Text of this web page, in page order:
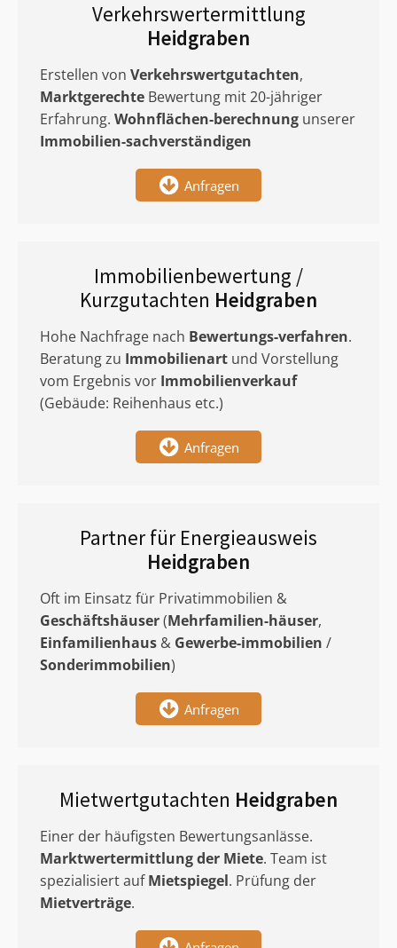
Verkehrswertermittlung
Heidgraben
Erstellen von Verkehrswertgutachten,
Marktgerechte Bewertung mit 20-jähriger
Erfahrung. Wohnflächen-berechnung unserer
Immobilien-sachverständigen
Anfragen
Immobilienbewertung /
Kurzgutachten Heidgraben
Hohe Nachfrage nach Bewertungs-verfahren.
Beratung zu Immobilienart und Vorstellung
vom Ergebnis vor Immobilienverkauf
(Gebäude: Reihenhaus etc.)
Anfragen
Partner für Energieausweis
Heidgraben
Oft im Einsatz für Privatimmobilien &
Geschäftshäuser(Mehrfamilien-häuser,
Einfamilienhaus & Gewerbe-immobilien /
Sonderimmobilien)
Anfragen
Mietwertgutachten Heidgraben
Einer der häufigsten Bewertungsanlässe.
Marktwertermittlungder Miete. Team ist
spezialisiert aufMietspiegel. Prüfung der
Mietverträge.